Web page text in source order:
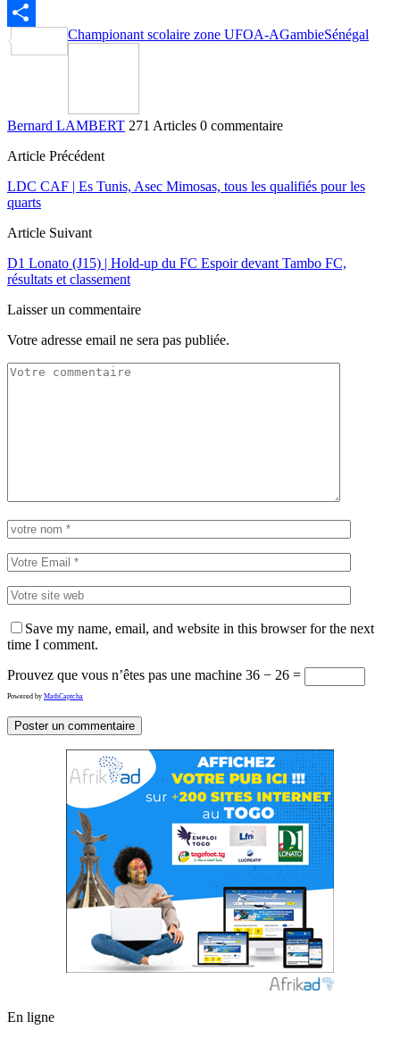
Email
Partager
Championant scolaire zone UFOA-AGambieSénégal
Bernard LAMBERT 271 Articles 0 commentaire
Article Précédent
LDC CAF | Es Tunis, Asec Mimosas, tous les qualifiés pour les
quarts
Article Suivant
D1 Lonato (J15) | Hold-up du FC Espoir devant Tambo FC,
résultats et classement
Laisser un commentaire
Votre adresse email ne sera pas publiée.
Save my name, email, and website in this browser for the next
time I comment.
Prouvez que vous n’êtes pas une machine 36 − 26 =
Powered by MathCaptcha
En ligne